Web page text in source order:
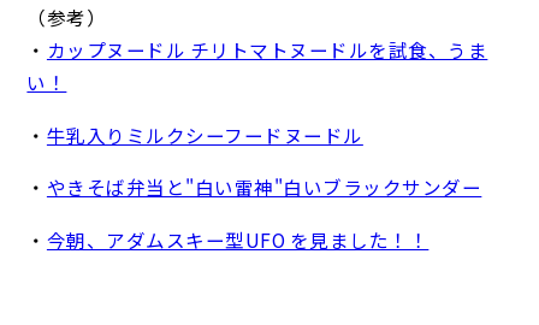
（参考）
・ カップヌードル チリトマトヌードルを試食、うま
い！
・ 牛乳入りミルクシーフードヌードル
・ やきそば弁当と"白い雷神"白いブラックサンダー
・ 今朝、アダムスキー型UFO を見ました！！